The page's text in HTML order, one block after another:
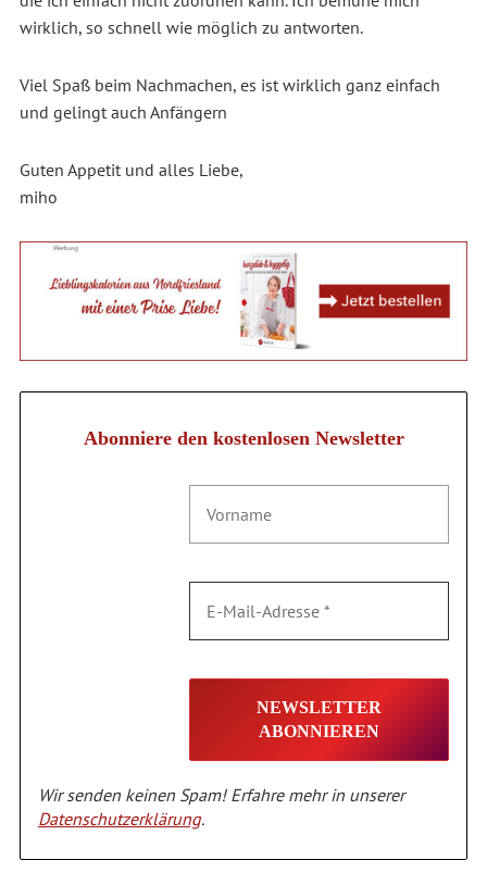
wirklich, so schnell wie möglich zu antworten.
Viel Spaß beim Nachmachen, es ist wirklich ganz einfach
und gelingt auch Anfängern
Guten Appetit und alles Liebe,
miho
Abonniere den kostenlosen Newsletter
Wir senden keinen Spam! Erfahre mehr in unserer
Datenschutzerklärung.
Alternative: